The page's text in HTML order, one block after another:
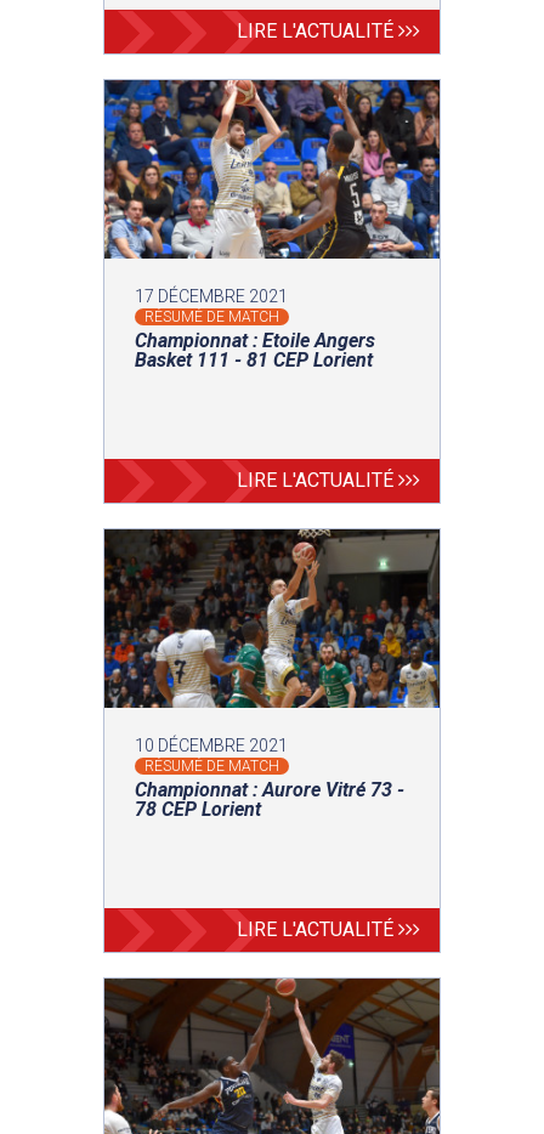
LIRE L'ACTUALITÉ
17 DÉCEMBRE 2021
RÉSUMÉ DE MATCH
Championnat : Etoile Angers
Basket 111 - 81 CEP Lorient
LIRE L'ACTUALITÉ
10 DÉCEMBRE 2021
RÉSUMÉ DE MATCH
Championnat : Aurore Vitré 73 -
78 CEP Lorient
LIRE L'ACTUALITÉ